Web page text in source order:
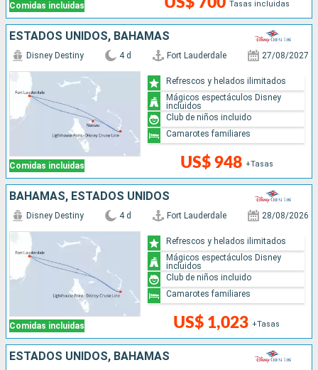
Comidas incluidas Tasas incluidas
ESTADOS UNIDOS, BAHAMAS
Comidas incluidas
Disney Destiny 4 d Fort Lauderdale 27/08/2027
US$ 948 +Tasas
Refrescos y helados ilimitados
Mágicos espectáculos Disney
incluidos
Club de niños incluido
Camarotes familiares
BAHAMAS, ESTADOS UNIDOS
Comidas incluidas
Disney Destiny 4 d Fort Lauderdale 28/08/2026
US$ 1,023 +Tasas
Refrescos y helados ilimitados
Mágicos espectáculos Disney
incluidos
Club de niños incluido
Camarotes familiares
ESTADOS UNIDOS, BAHAMAS